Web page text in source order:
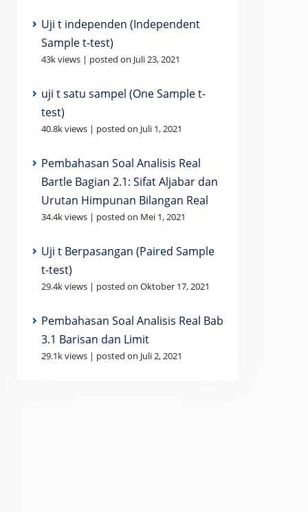
= 1} ^{n} \frac{1}{z_k } \right) =
= 1} ^{n} \frac{1}{z_k }\right) \leq n^2
\right|^2
Uji t independen (Independent
Sample t-test)
43k views | posted on Juli 23, 2021
uji t satu sampel (One Sample t-
test)
40.8k views | posted on Juli 1, 2021
Pembahasan Soal Analisis Real
Bartle Bagian 2.1: Sifat Aljabar dan
Urutan Himpunan Bilangan Real
34.4k views | posted on Mei 1, 2021
Uji t Berpasangan (Paired Sample
t-test)
29.4k views | posted on Oktober 17, 2021
Pembahasan Soal Analisis Real Bab
3.1 Barisan dan Limit
29.1k views | posted on Juli 2, 2021